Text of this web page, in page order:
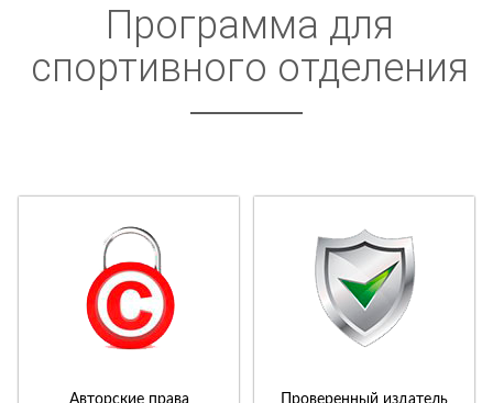
Программа для
спортивного отделения
Авторские права Проверенный издатель